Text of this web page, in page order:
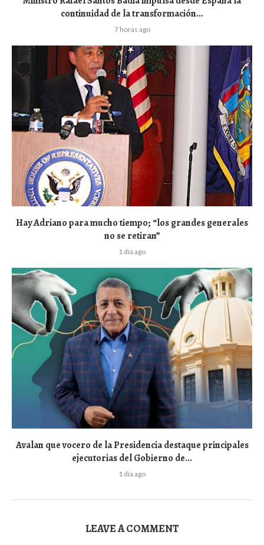
continuidad de la transformación...
7 horas ago
Hay Adriano para mucho tiempo; “los grandes generales
no se retiran”
1 día ago
Avalan que vocero de la Presidencia destaque principales
ejecutorias del Gobierno de...
1 día ago
LEAVE A COMMENT